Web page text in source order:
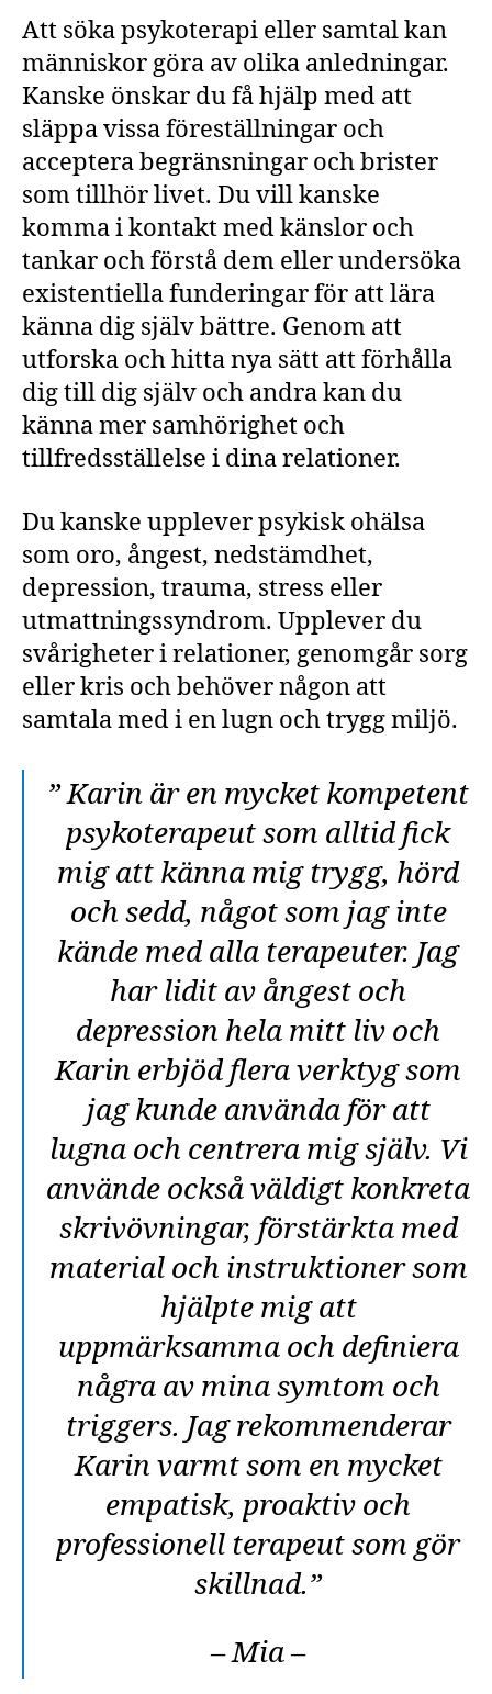
Att söka psykoterapi eller samtal kan
människor göra av olika anledningar.
Kanske önskar du få hjälp med att
släppa vissa föreställningar och
acceptera begränsningar och brister
som tillhör livet. Du vill kanske
komma i kontakt med känslor och
tankar och förstå dem eller undersöka
existentiella funderingar för att lära
känna dig själv bättre. Genom att
utforska och hitta nya sätt att förhålla
dig till dig själv och andra kan du
känna mer samhörighet och
tillfredsställelse i dina relationer.
Du kanske upplever psykisk ohälsa
som oro, ångest, nedstämdhet,
depression, trauma, stress eller
utmattningssyndrom. Upplever du
svårigheter i relationer, genomgår sorg
eller kris och behöver någon att
samtala med i en lugn och trygg miljö.
” Karin är en mycket kompetent
psykoterapeut som alltid fick
mig att känna mig trygg, hörd
och sedd, något som jag inte
kände med alla terapeuter. Jag
har lidit av ångest och
depression hela mitt liv och
Karin erbjöd flera verktyg som
jag kunde använda för att
lugna och centrera mig själv. Vi
använde också väldigt konkreta
skrivövningar, förstärkta med
material och instruktioner som
hjälpte mig att
uppmärksamma och definiera
några av mina symtom och
triggers. Jag rekommenderar
Karin varmt som en mycket
empatisk, proaktiv och
professionell terapeut som gör
skillnad.”
– Mia –